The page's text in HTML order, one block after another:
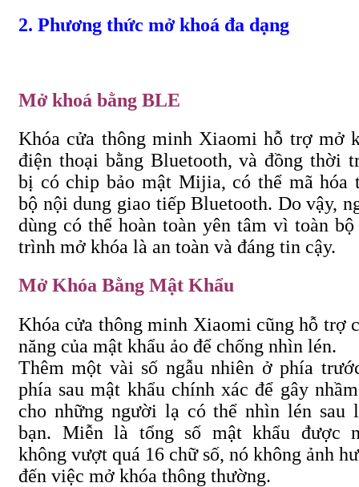
2. Phương thức mở khoá đa dạng
Mở khoá bằng BLE
Khóa cửa thông minh Xiaomi hỗ trợ mở
điện thoại bằng Bluetooth, và đồng thời
bị có chip bảo mật Mijia, có thể mã hóa
bộ nội dung giao tiếp Bluetooth. Do vậy,
dùng có thể hoàn toàn yên tâm vì toàn bộ
trình mở khóa là an toàn và đáng tin cậy.
Mở Khóa Bằng Mật Khẩu
Khóa cửa thông minh Xiaomi cũng hỗ trợ
năng của mật khẩu ảo để chống nhìn lén.
Thêm một vài số ngẫu nhiên ở phía
phía sau mật khẩu chính xác để gây
cho những người lạ có thể nhìn lén sau
bạn. Miễn là tổng số mật khẩu được
không vượt quá 16 chữ số, nó không ảnh
đến việc mở khóa thông thường.